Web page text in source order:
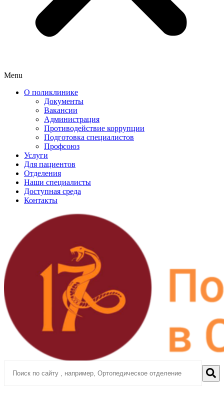
Menu
О поликлинике
Документы
Вакансии
Администрация
Противодействие коррупции
Подготовка специалистов
Профсоюз
Услуги
Для пациентов
Отделения
Наши специалисты
Доступная среда
Контакты